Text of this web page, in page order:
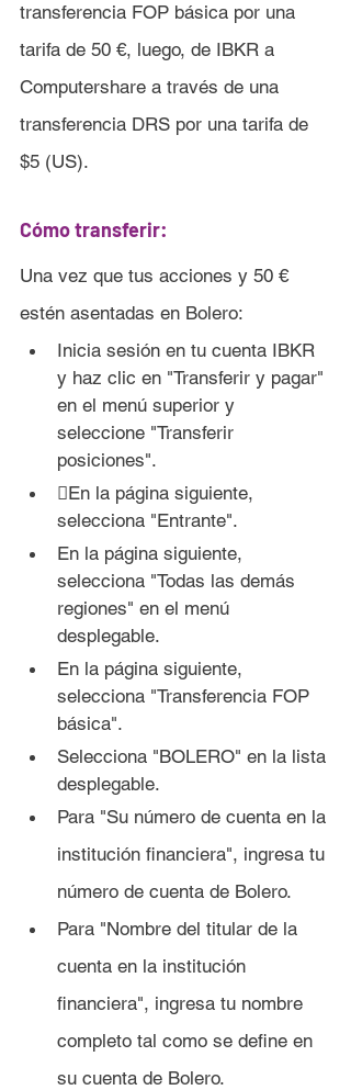
transferencia FOP básica por una
tarifa de 50 €, luego, de IBKR a
Computershare a través de una
transferencia DRS por una tarifa de
$5 (US).
Cómo transferir:
Una vez que tus acciones y 50 €
estén asentadas en Bolero:
Inicia sesión en tu cuenta IBKR
y haz clic en "Transferir y pagar"
en el menú superior y
seleccione "Transferir
posiciones".
En la página siguiente,
selecciona "Entrante".
En la página siguiente,
selecciona "Todas las demás
regiones" en el menú
desplegable.
En la página siguiente,
selecciona "Transferencia FOP
básica".
Selecciona "BOLERO" en la lista
desplegable.
Para "Su número de cuenta en la
institución financiera", ingresa tu
número de cuenta de Bolero.
Para "Nombre del titular de la
cuenta en la institución
financiera", ingresa tu nombre
completo tal como se define en
su cuenta de Bolero.